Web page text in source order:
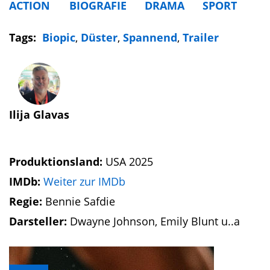
ACTION BIOGRAFIE DRAMA SPORT
Tags: Biopic, Düster, Spannend, Trailer
Ilija Glavas
Produktionsland: USA 2025
IMDb: Weiter zur IMDb
Regie: Bennie Safdie
Darsteller: Dwayne Johnson, Emily Blunt u..a